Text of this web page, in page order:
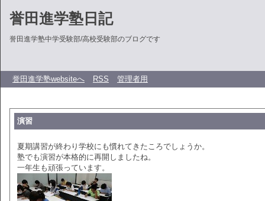
誉田進学塾日記
誉田進学塾中学受験部/高校受験部のブログです
誉田進学塾websiteへ RSS 管理者用
演習
夏期講習が終わり学校にも慣れてきたころでしょうか。
塾でも演習が本格的に再開しましたね。
一年生も頑張っています。